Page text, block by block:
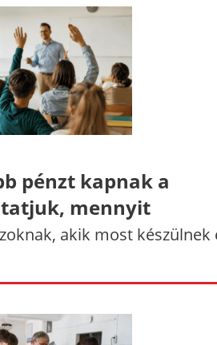
pénzt kapnak a
mennyit
akik most készülnek